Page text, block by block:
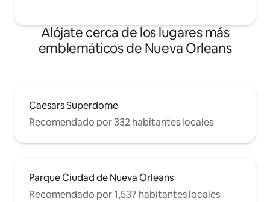
Alójate cerca de los lugares más
emblemáticos de Nueva Orleans
Caesars Superdome
Recomendado por 332 habitantes locales
Parque Ciudad de Nueva Orleans
Recomendado por 1,537 habitantes locales